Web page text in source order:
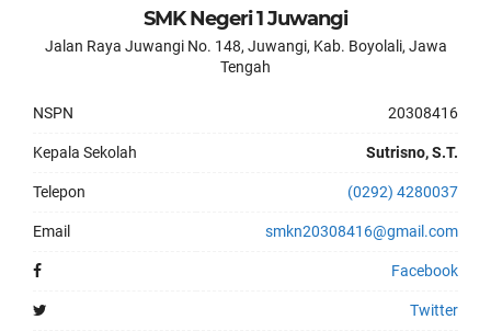
SMK Negeri 1 Juwangi
Jalan Raya Juwangi No. 148, Juwangi, Kab. Boyolali, Jawa
Tengah
NSPN 20308416
Kepala Sekolah Sutrisno, S.T.
Telepon (0292) 4280037
Email smkn20308416@gmail.com
Facebook
Twitter